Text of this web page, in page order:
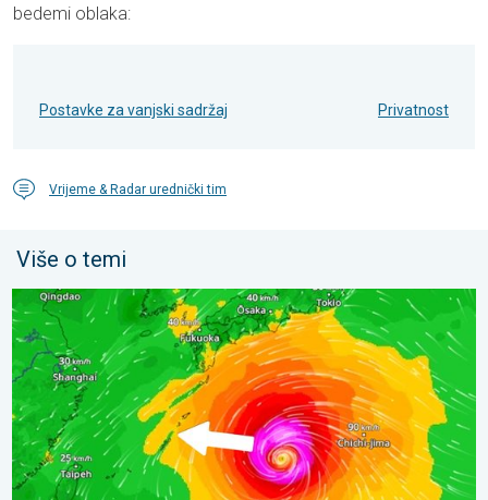
bedemi oblaka:
Postavke za vanjski sadržaj Privatnost
Vrijeme & Radar urednički tim
Više o temi
Japan se priprema za tajfun Dolphin. Strah od klizišta. . .